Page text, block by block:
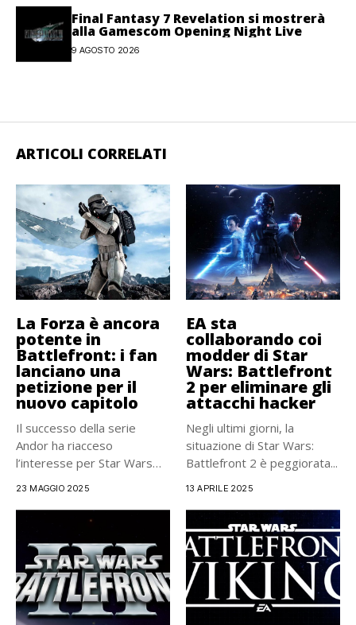
Final Fantasy 7 Revelation si mostrerà
alla Gamescom Opening Night Live
9 AGOSTO 2026
ARTICOLI CORRELATI
La Forza è ancora
potente in
Battlefront: i fan
lanciano una
petizione per il
nuovo capitolo
Il successo della serie
Andor ha riacceso
l’interesse per Star Wars
23 MAGGIO 2025
EA sta
collaborando coi
modder di Star
Wars: Battlefront
2 per eliminare gli
attacchi hacker
Negli ultimi giorni, la
situazione di Star Wars:
Battlefront 2 è peggiorata...
13 APRILE 2025